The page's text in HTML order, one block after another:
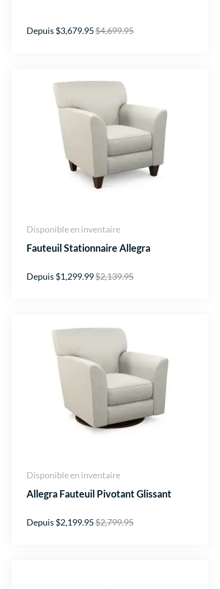
Depuis $3,679.95$4,699.95
Disponible en inventaire
Fauteuil Stationnaire Allegra
Depuis $1,299.99$2,139.95
Disponible en inventaire
Allegra Fauteuil Pivotant Glissant
Depuis $2,199.95$2,799.95